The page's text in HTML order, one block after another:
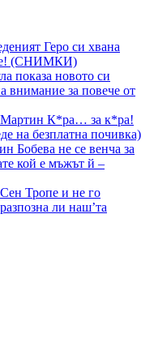
Геро си хвана
(СНИМКИ)
новото си
внимание за повече от
К*ра… за к*ра!
на безплатна почивка)
Бобева не се венча за
кой е мъжът й –
Тропе и не го
ли наш’та